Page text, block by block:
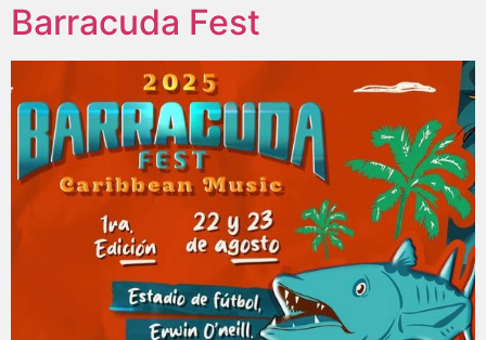
Barracuda Fest